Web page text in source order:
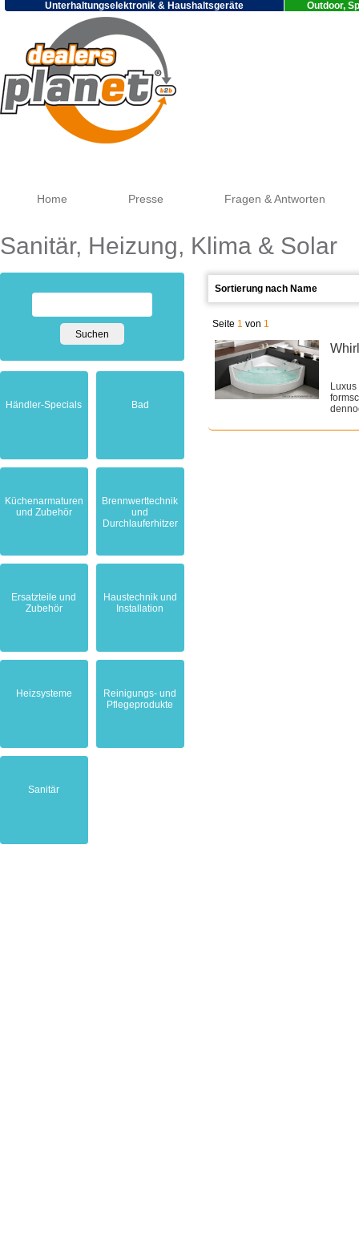
Unterhaltungselektronik & Haushaltsgeräte Outdoor,
Home Presse Fragen & Antworten
Sanitär, Heizung, Klima & Solar
Seite 1 von 1
Händler-Specials Bad
Küchenarmaturen
und Zubehör
Brennwerttechnik
und
Durchlauferhitzer
Ersatzteile und
Zubehör
Haustechnik und
Installation
Heizsysteme
Reinigungs- und
Pflegeprodukte
Sanitär